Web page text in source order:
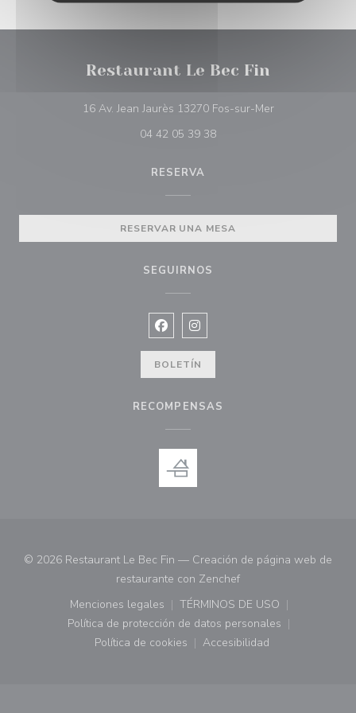
Restaurant Le Bec Fin
16 Av. Jean Jaurès 13270 Fos-sur-Mer((abre en una
04 42 05 39 38
RESERVA
RESERVAR UNA MESA
SEGUIRNOS
Facebook ((abre en una nueva
Instagram ((abre en una
BOLETÍN
RECOMPENSAS
© 2026 Restaurant Le Bec Fin — Creación de página web de
restaurante con Zenchef((abre en una nueva
Menciones legales
((abre en una nueva ventana))
TÉRMINOS DE USO
((abre en una nueva
Política de protección de datos personales
((abre en una nueva ventana))
Política de cookies
((abre en una nueva ventana))
Accesibilidad
((abre en una nueva